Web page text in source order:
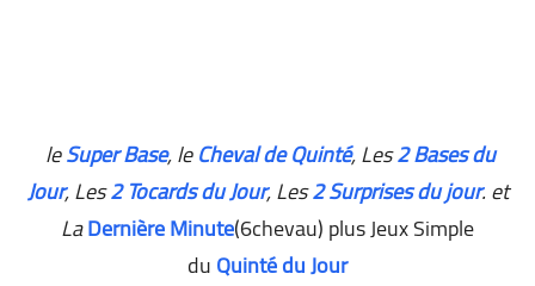
leSuper Base, leCheval de Quinté, Les2 Bases du
Jour,Les2 Tocards du Jour, Les2 Surprises du jour. et
LaDernière Minute(6chevau) plus Jeux Simple
duQuinté du Jour